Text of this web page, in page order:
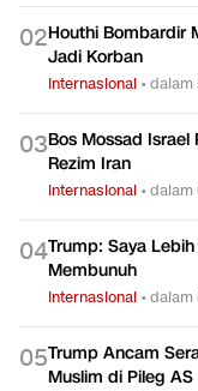
02Houthi Bombardir
Jadi Korban
Internasional •dalam
03Bos Mossad Israel
Rezim Iran
Internasional •dalam
04Trump: Saya
Membunuh
Internasional •dalam
05Trump Ancam
Muslim di Pileg AS